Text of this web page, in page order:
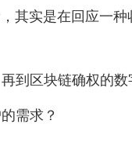
其实是在回应一种
到区块链确权的
需求？